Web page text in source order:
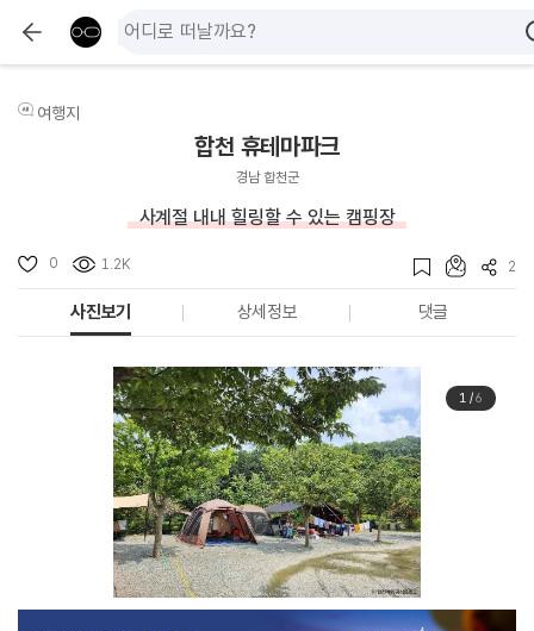
여행지
합천 휴테마파크
경남 합천군
사계절 내내 힐링할 수 있는 캠핑장
0 1.2K 2
사진보기 상세정보 댓글
1/6